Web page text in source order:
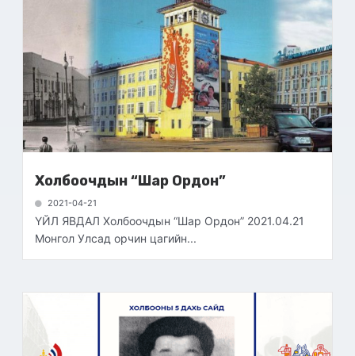
Холбоочдын “Шар Ордон”
2021-04-21
ҮЙЛ ЯВДАЛ Холбоочдын “Шар Ордон” 2021.04.21
Монгол Улсад орчин цагийн...